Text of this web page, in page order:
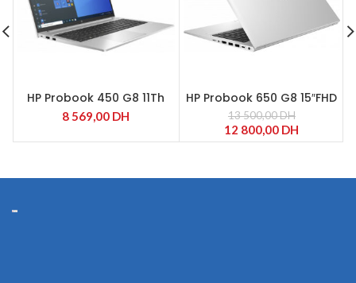
HP Probook 450 G8 11Th
Intel Core i5-1135G7
8 569,00 DH
HP Probook 650 G8 15″FHD
i5 1145G7 16GB 512GO SSD
13 500,00DH
12 800,00 DH